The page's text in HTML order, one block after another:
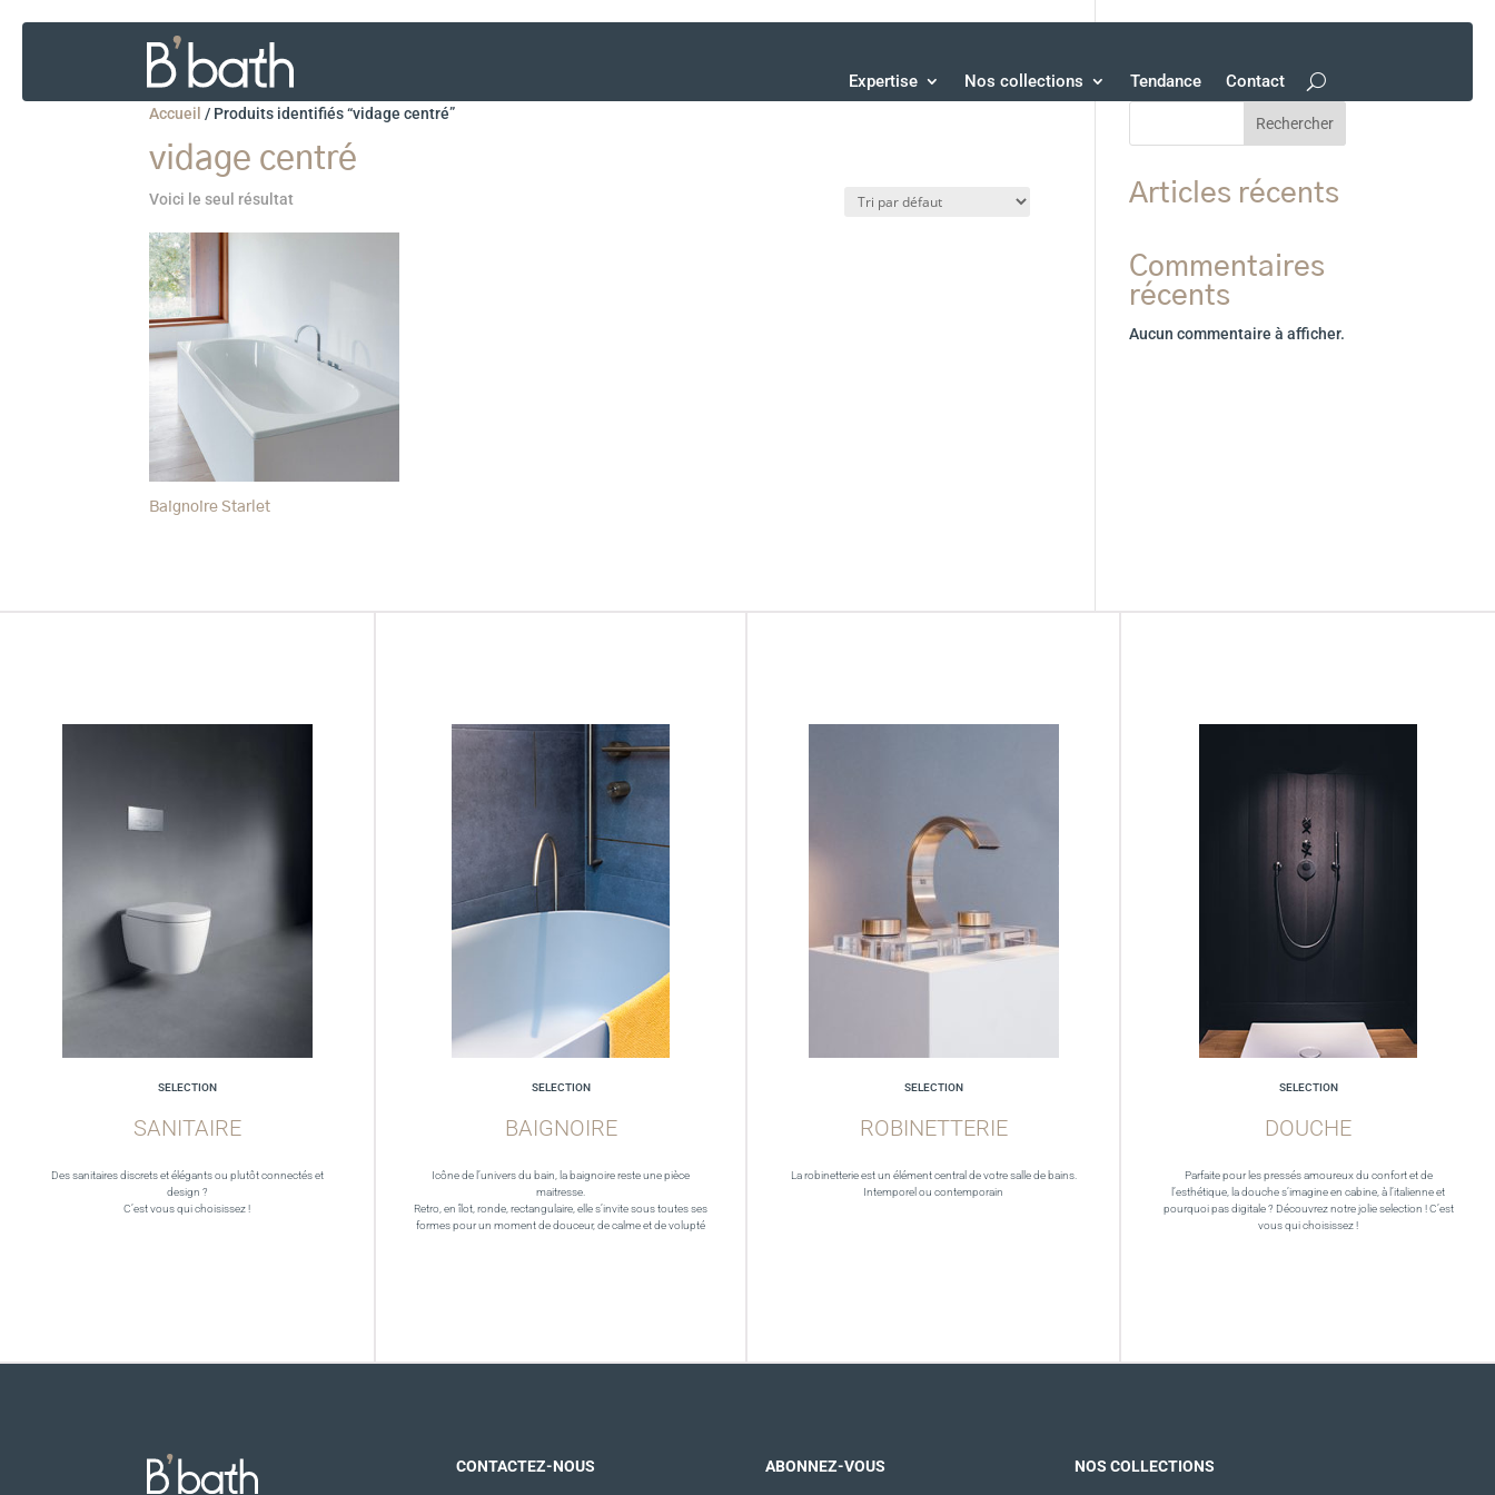
Expertise Nos collections Tendance Contact
Accueil / Produits identifiés “vidage centré”
vidage centré
Voici le seul résultat
Baignoire Starlet
Rechercher
Articles récents
Commentaires
récents
Aucun commentaire à afficher.
SELECTION
SANITAIRE
Des sanitaires discrets et élégants ou plutôt connectés et
design ?
C’est vous qui choisissez !
SELECTION
BAIGNOIRE
Icône de l’univers du bain, la baignoire reste une pièce
maitresse.
Retro, en îlot, ronde, rectangulaire, elle s’invite sous toutes ses
formes pour un moment de douceur, de calme et de volupté
SELECTION
ROBINETTERIE
La robinetterie est un élément central de votre salle de bains.
Intemporel ou contemporain
SELECTION
DOUCHE
Parfaite pour les pressés amoureux du confort et de
l’esthétique, la douche s’imagine en cabine, à l’italienne et
pourquoi pas digitale ? Découvrez notre jolie selection ! C’est
vous qui choisissez !
CONTACTEZ-NOUS ABONNEZ-VOUS NOS COLLECTIONS